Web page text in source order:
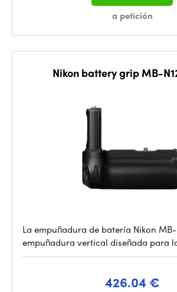
a petición
Nikon battery grip MB-
La empuñadura de batería Nikon MB-
empuñadura vertical diseñada para
426.04 €